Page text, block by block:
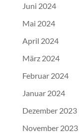
Juni 2024
Mai 2024
April 2024
März 2024
Februar 2024
Januar 2024
Dezember 2023
November 2023